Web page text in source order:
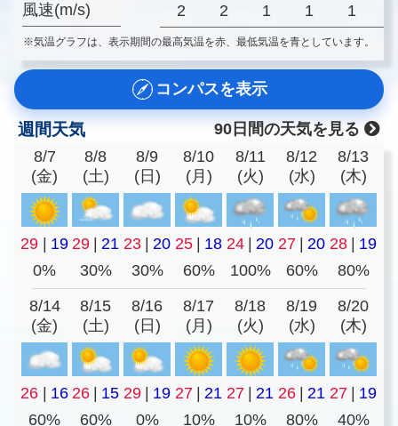
風速(m/s) 2 2 1 1 1
※気温グラフは、表示期間の最高気温を赤、最低気温を青としています。
コンパスを表示
週間天気
90日間の天気を見る
8/7
(金)
8/8
(土)
8/9
(日)
8/10
(月)
8/11
(火)
8/12
(水)
8/13
(木)
29 19 29 21 23 20 25 18 24 20 27 20 28
19
0%
30% 30% 60% 100% 60% 80%
8/14
(金)
8/15
(土)
8/16
(日)
8/17
(月)
8/18
(火)
8/19
(水)
8/20
(木)
26 16 26 15 29 19 27 21 27 21 26 21 27
19
60%
60% 0% 10% 10% 80%
40%